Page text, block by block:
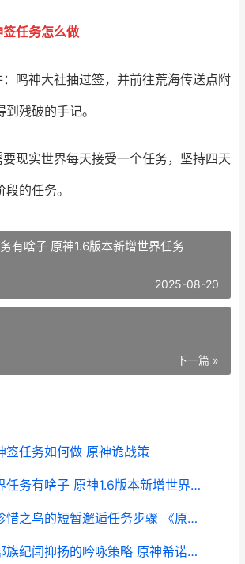
任务怎么做
鸣神大社抽过签，并前往荒海传送点附
残破的手记。
现实世界每天接受一个任务，坚持四天
的任务。
有啥子 原神1.6版本新增世界任务
2025-08-20
下一篇 »
签任务如何做 原神诡战策
原神新增世界任务有啥子 原神1.6版本新增世界任务
《原神》和珍惜之鸟的短暂邂逅任务步骤 《原神》和珍惜的区别
原神希诺宁部族纪闻抑扬的吟咏策略 原神希诺宁部族任务